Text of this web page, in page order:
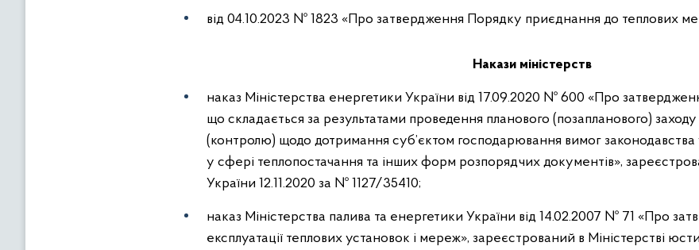
від 04.10.2023 № 1823 «Про затвердження Порядку приєднання до теплових
Накази міністерств
наказ Міністерства енергетики України від 17.09.2020 № 600 «Про
що складається за результатами проведення планового (позапланового)
(контролю) щодо дотримання суб’єктом господарювання вимог
у сфері теплопостачання та інших форм розпорядчих документів»,
України 12.11.2020 за № 1127/35410;
наказ Міністерства палива та енергетики України від 14.02.2007 № 71 «Про
експлуатації теплових установок і мереж», зареєстрований в Міністерстві